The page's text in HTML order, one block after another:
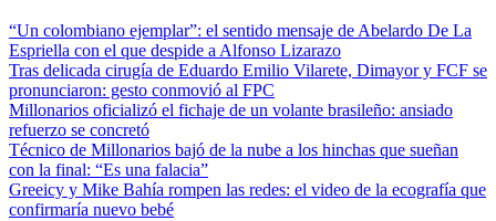
“Un colombiano ejemplar”: el sentido mensaje de Abelardo De La
Espriella con el que despide a Alfonso Lizarazo
Tras delicada cirugía de Eduardo Emilio Vilarete, Dimayor y FCF se
pronunciaron: gesto conmovió al FPC
Millonarios oficializó el fichaje de un volante brasileño: ansiado
refuerzo se concretó
Técnico de Millonarios bajó de la nube a los hinchas que sueñan
con la final: “Es una falacia”
Greeicy y Mike Bahía rompen las redes: el video de la ecografía que
confirmaría nuevo bebé